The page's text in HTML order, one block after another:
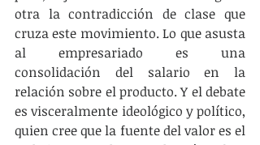
otra la contradicción de clase que
cruza este movimiento. Lo que asusta
al empresariado es una
consolidación del salario en la
relación sobre el producto. Y el debate
es visceralmente ideológico y político,
quien cree que la fuente del valor es el